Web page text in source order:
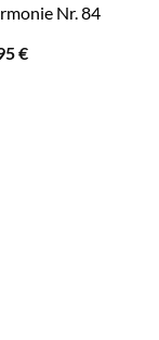
Nr. 84
€Aktueller